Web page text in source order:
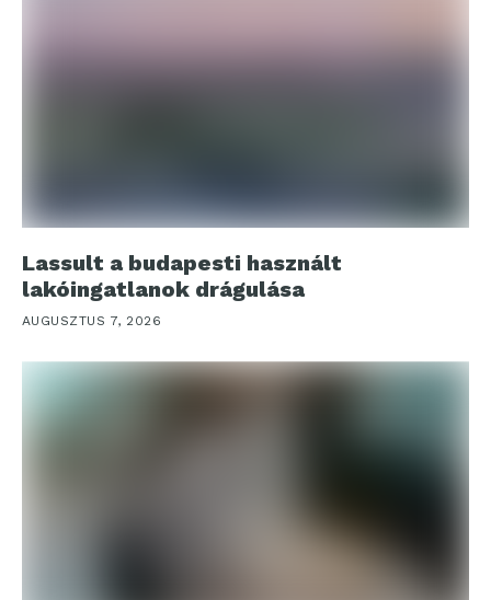
Lassult a budapesti használt
lakóingatlanok drágulása
AUGUSZTUS 7, 2026